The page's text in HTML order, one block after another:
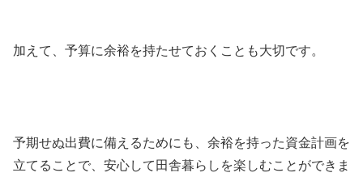
加えて、予算に余裕を持たせておくことも大切です。
予期せぬ出費に備えるためにも、余裕を持った資金計画を
立てることで、安心して田舎暮らしを楽しむことができま